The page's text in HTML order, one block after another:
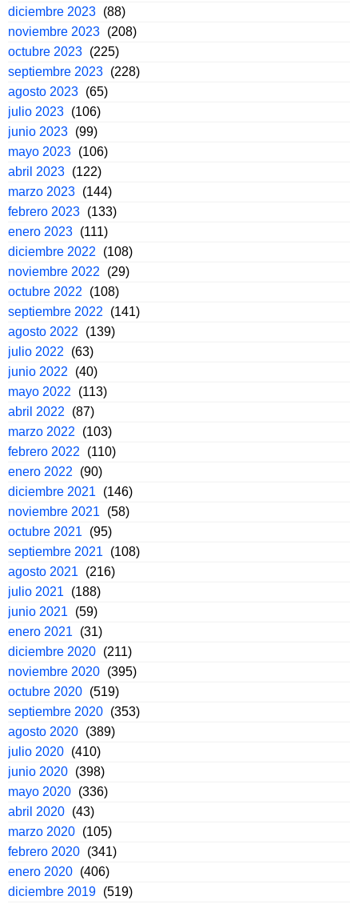
diciembre 2023 (88)
noviembre 2023 (208)
octubre 2023 (225)
septiembre 2023 (228)
agosto 2023 (65)
julio 2023 (106)
junio 2023 (99)
mayo 2023 (106)
abril 2023 (122)
marzo 2023 (144)
febrero 2023 (133)
enero 2023 (111)
diciembre 2022
(108)
noviembre 2022
(29)
octubre 2022
(108)
septiembre 2022
(141)
agosto 2022
(139)
julio 2022
(63)
junio 2022
(40)
mayo 2022
(113)
abril 2022
(87)
marzo 2022
(103)
febrero 2022
(110)
enero 2022
(90)
diciembre 2021
(146)
noviembre 2021
(58)
octubre 2021
(95)
septiembre 2021
(108)
agosto 2021
(216)
julio 2021
(188)
junio 2021
(59)
enero 2021
(31)
diciembre 2020 (211)
noviembre 2020 (395)
octubre 2020 (519)
septiembre 2020 (353)
agosto 2020 (389)
julio 2020 (410)
junio 2020 (398)
mayo 2020 (336)
abril 2020 (43)
marzo 2020 (105)
febrero 2020 (341)
enero 2020 (406)
diciembre 2019 (519)